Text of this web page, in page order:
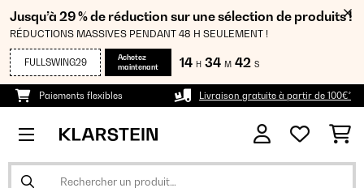
Jusqu’à 29 % de réduction sur une sélection de produits !
RÉDUCTIONS MASSIVES PENDANT 48 H SEULEMENT !
FULLSWING29
Achetez
maintenant
14 H 34 M 41 S
Paiements flexibles Livraison gratuite à partir de 100€*